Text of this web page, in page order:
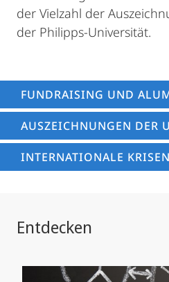
der Vielzahl der
der Philipps-Universität.
FUNDRAISING UND
AUSZEICHNUNGEN DER
INTERNATIONALE KRISEN
Entdecken